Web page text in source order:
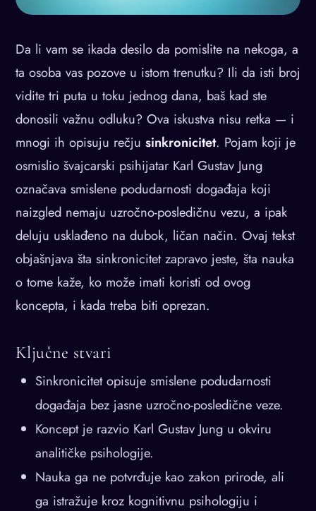
Da li vam se ikada desilo da pomislite na nekoga, a
ta osoba vas pozove u istom trenutku? Ili da isti broj
vidite tri puta u toku jednog dana, baš kad ste
donosili važnu odluku? Ova iskustva nisu retka — i
mnogi ih opisuju rečju sinkronicitet. Pojam koji je
osmislio švajcarski psihijatar Karl Gustav Jung
označava smislene podudarnosti događaja koji
naizgled nemaju uzročno-posledičnu vezu, a ipak
deluju usklađeno na dubok, ličan način. Ovaj tekst
objašnjava šta sinkronicitet zapravo jeste, šta nauka
o tome kaže, ko može imati koristi od ovog
koncepta, i kada treba biti oprezan.
Ključne stvari
Sinkronicitet opisuje smislene podudarnosti
događaja bez jasne uzročno-posledične veze.
Koncept je razvio Karl Gustav Jung u okviru
analitičke psihologije.
Nauka ga ne potvrđuje kao zakon prirode, ali
ga istražuje kroz kognitivnu psihologiju i